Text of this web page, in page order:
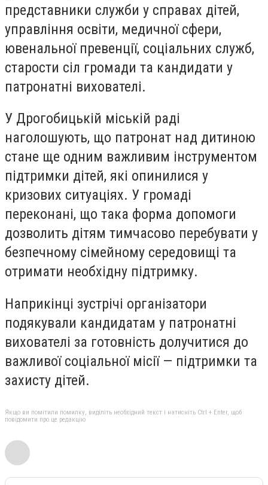
представники служби у справах дітей,
управління освіти, медичної сфери,
ювенальної превенції, соціальних служб,
старости сіл громади та кандидати у
патронатні вихователі.
У Дрогобицькій міській раді
наголошують, що патронат над дитиною
стане ще одним важливим інструментом
підтримки дітей, які опинилися у
кризових ситуаціях. У громаді
переконані, що така форма допомоги
дозволить дітям тимчасово перебувати у
безпечному сімейному середовищі та
отримати необхідну підтримку.
Наприкінці зустрічі організатори
подякували кандидатам у патронатні
вихователі за готовність долучитися до
важливої соціальної місії — підтримки та
захисту дітей.
Якщо ви помітили помилку, виділіть необхідний текст і натисніть Ctrl + Enter, щоб
повідомити про це редакцію